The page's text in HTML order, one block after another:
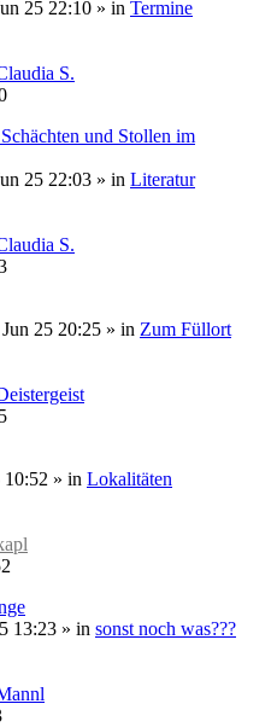
25 22:10 » in Termine
S.
und Stollen im
25 22:03 » in Literatur
S.
25 20:25 » in Zum Füllort
» in Lokalitäten
13:23 » in sonst noch was???